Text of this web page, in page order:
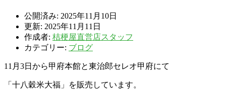
公開済み: 2025年11月10日
更新: 2025年11月11日
作成者: 桔梗屋直営店スタッフ
カテゴリー: ブログ
11月3日から甲府本館と東治郎セレオ甲府にて
「十八穀米大福」を販売しています。